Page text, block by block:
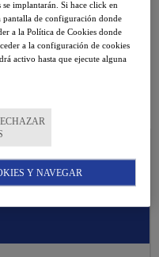
implantarán. Si hace click en
pantalla de configuración donde
a la Política de Cookies donde
a la configuración de cookies
activo hasta que ejecute alguna
Y NAVEGAR